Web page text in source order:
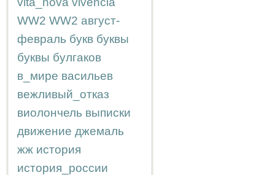
WW2 WW2 август-
февраль букв буквы
буквы булгаков
в_мире васильев
вежливый_отказ
виолончель выписки
движение джемаль
жж история
история_россии